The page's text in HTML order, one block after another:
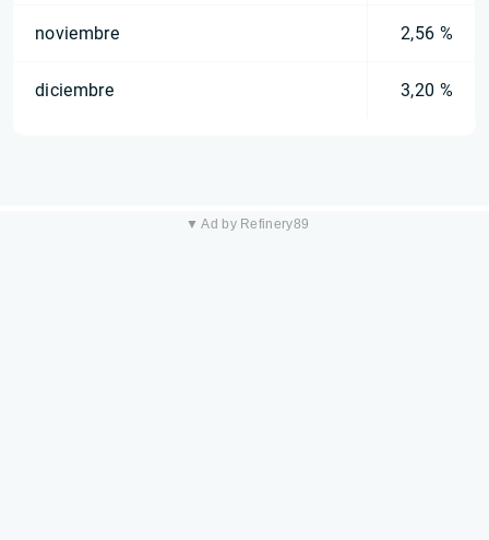
noviembre 2,56 %
diciembre 3,20 %
▼ Ad by Refinery89